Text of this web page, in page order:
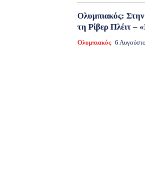
Ολυμπιακός: Στην
τη Ρίβερ Πλέιτ –
Ολυμπιακός 6